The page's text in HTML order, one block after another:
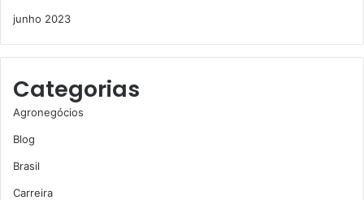
junho 2023
Categorias
Agronegócios
Blog
Brasil
Carreira